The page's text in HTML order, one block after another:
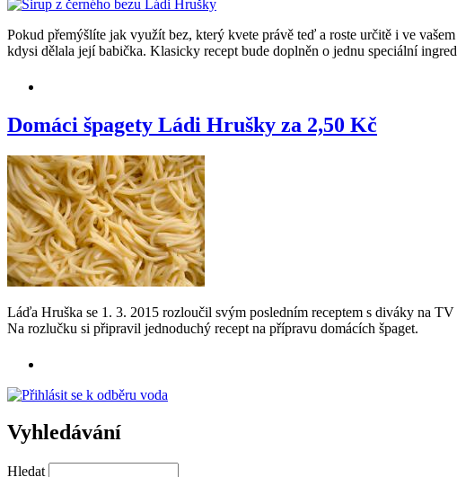
Pokud přemýšlíte jak využít bez, který kvete právě teď a roste určitě i ve
kdysi dělala její babička. Klasicky recept bude doplněn o jednu speciální
Domáci špagety Ládi Hrušky za 2,50 Kč
Láďa Hruška se 1. 3. 2015 rozloučil svým posledním receptem s diváky na
Na rozlučku si připravil jednoduchý recept na přípravu domácích špaget.
Vyhledávání
Hledat